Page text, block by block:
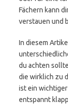
Fächern kann
verstauen und
In diesem
du achten
die wirklich zu
ist ein
entspannt